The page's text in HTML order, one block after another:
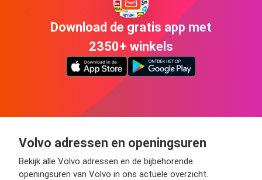
Download de gratis app met
2350+ winkels
Volvo adressen en openingsuren
Bekijk alle Volvo adressen en de bijbehorende
openingsuren van Volvo in ons actuele overzicht.